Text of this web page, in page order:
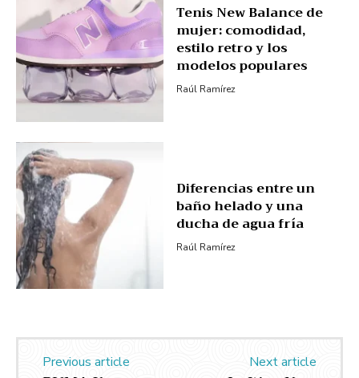
Tenis New Balance de
mujer: comodidad,
estilo retro y los
modelos populares
Raúl Ramírez
Diferencias entre un
baño helado y una
ducha de agua fría
Raúl Ramírez
Previous article Next article